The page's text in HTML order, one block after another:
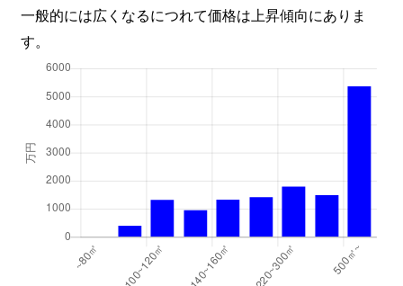
一般的には広くなるにつれて価格は上昇傾向にありま
す。